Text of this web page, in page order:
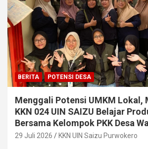
BERITA POTENSI DESA
Menggali Potensi UMKM Lokal,
KKN 024 UIN SAIZU Belajar
Bersama Kelompok PKK Desa
29 Juli 2026 KKN UIN Saizu Purwokero